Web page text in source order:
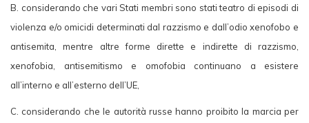
B. considerando che vari Stati membri sono stati teatro di episodi di
violenza e/o omicidi determinati dal razzismo e dall’odio xenofobo e
antisemita, mentre altre forme dirette e indirette di razzismo,
xenofobia, antisemitismo e omofobia continuano a esistere
all’interno e all’esterno dell’UE,
C. considerando che le autorità russe hanno proibito la marcia per